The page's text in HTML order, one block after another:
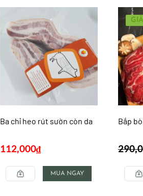
Ba chỉ heo rút sườn còn da
112,000₫
MUA NGAY
Bắp